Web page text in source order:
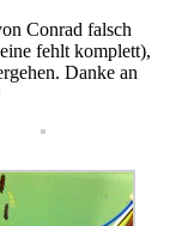
Conrad falsch
fehlt komplett),
Danke an